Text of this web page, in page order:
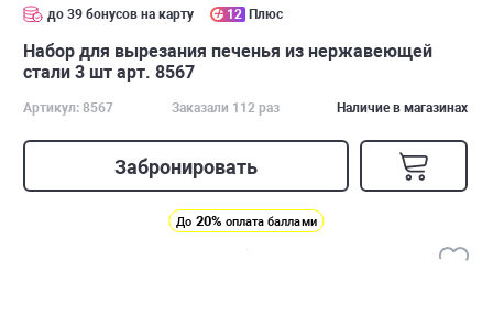
до 39 бонусов на карту 12 Плюс
Набор для вырезания печенья из нержавеющей
стали 3 шт арт. 8567
Артикул: 8567 Заказали 112 раз Наличие в магазинах
Забронировать
До 20% оплата баллами